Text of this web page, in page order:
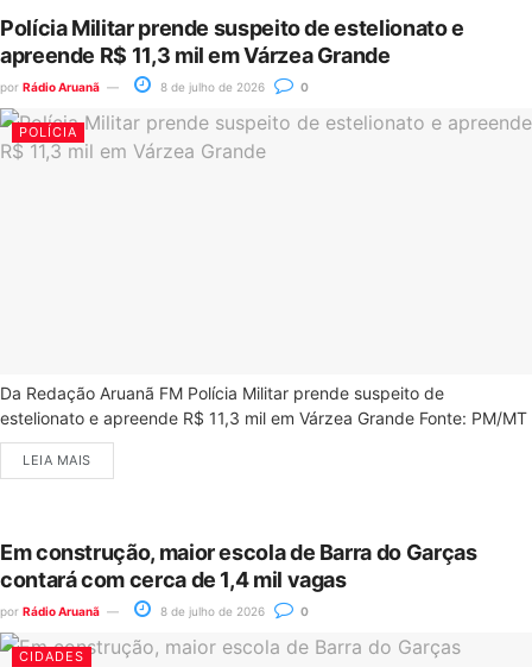
Polícia Militar prende suspeito de estelionato e
apreende R$ 11,3 mil em Várzea Grande
por Rádio Aruanã 8 de julho de 2026 0
POLÍCIA
Da Redação Aruanã FM Polícia Militar prende suspeito de
estelionato e apreende R$ 11,3 mil em Várzea Grande Fonte: PM/MT
LEIA MAIS
Em construção, maior escola de Barra do Garças
contará com cerca de 1,4 mil vagas
por Rádio Aruanã 8 de julho de 2026 0
CIDADES